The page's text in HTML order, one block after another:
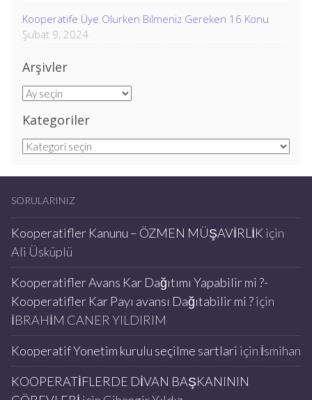
Kooperatife Üye Olurken Bilmeniz Gereken 16 Konu
Şubat 9, 2024
Arşivler
Arşivler
Kategoriler
Kategoriler
SORULARINIZ
Kooperatifler Kanunu – ÖZMEN MÜŞAVİRLİK için
Ali Üsküplü
Kooperatifler Avans Kar Dağıtımı Yapabilir mi ?-
Kooperatifler Kar Payı avansı Dağıtabilir mi ?için
İBRAHİM CANER YILDIRIM
Kooperatif Yonetim kurulu seçilme sartlari için İsmihan
KOOPERATİFLERDE DİVAN BAŞKANININ